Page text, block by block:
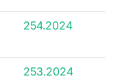
254.2024
253.2024